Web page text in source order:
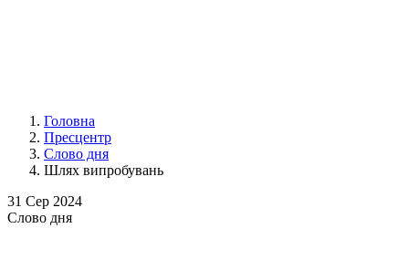
Головна
Пресцентр
Слово дня
Шлях випробувань
31 Сер 2024
Слово дня